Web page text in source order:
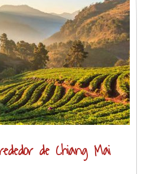
de Chiang Mai